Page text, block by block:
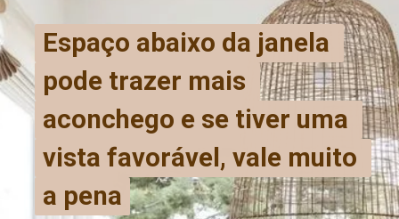
Espaço abaixo da janela
pode trazer mais
aconchego e se tiver uma
vista favorável, vale muito
a pena
Espaço abaixo da janela
pode trazer mais
aconchego e se tiver uma
vista favorável, vale muito
a pena